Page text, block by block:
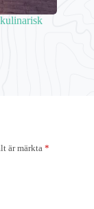
är märkta *